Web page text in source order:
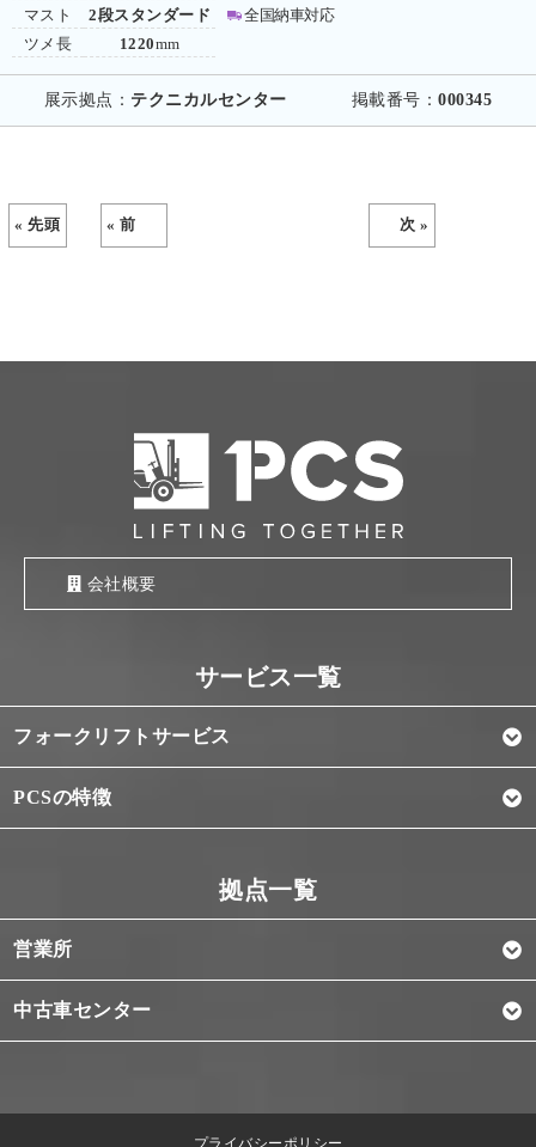
マスト
ツメ長
2段スタンダード
1220mm
全国納車対応
展示拠点： テクニカルセンター 掲載番号：000345
« 先頭 « 前 次 »
会社概要
フォークリフトサービス
PCSの特徴
営業所
中古車センター
プライバシーポリシー